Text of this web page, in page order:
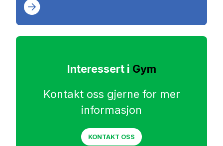
Interessert i Gym
Kontakt oss gjerne for mer
informasjon
KONTAKT OSS